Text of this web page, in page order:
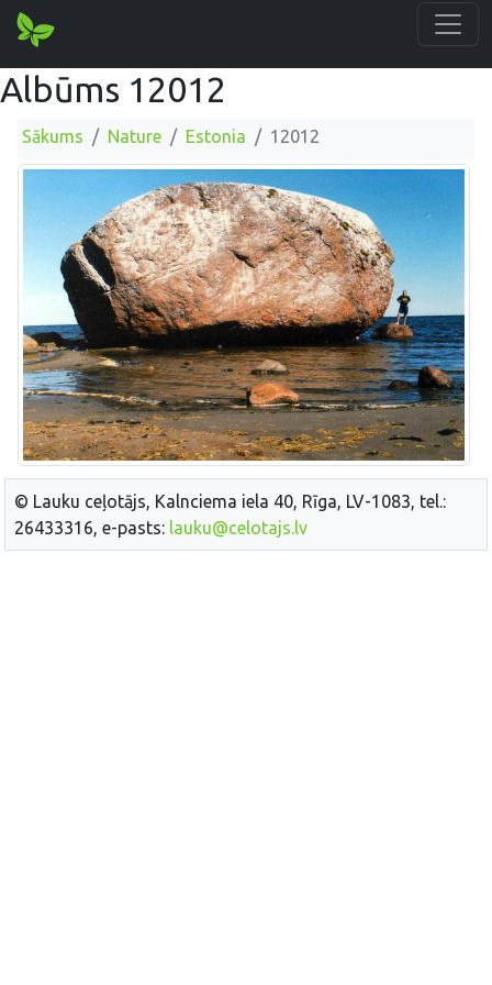
Albūms 12012
Sākums Nature Estonia 12012
© Lauku ceļotājs, Kalnciema iela 40, Rīga, LV-1083, tel.:
26433316, e-pasts: lauku@celotajs.lv